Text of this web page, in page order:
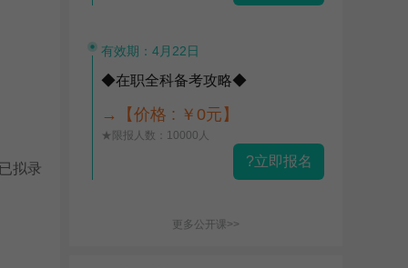
拟录
有效期：4月22日
◆在职全科备考攻略◆
→【价格 : ￥0元】
★限报人数：10000人
?立即报名
更多公开课>>